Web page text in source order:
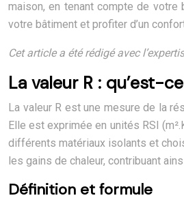
maison, en tenant compte de
votre bâtiment et profiter d’un
Cet article a été rédigé avec
La valeur R : qu’est-
La valeur R est une mesure de la
Elle est exprimée en unités RSI
différents matériaux isolants et
les gains de chaleur, contribuant
Définition et formule